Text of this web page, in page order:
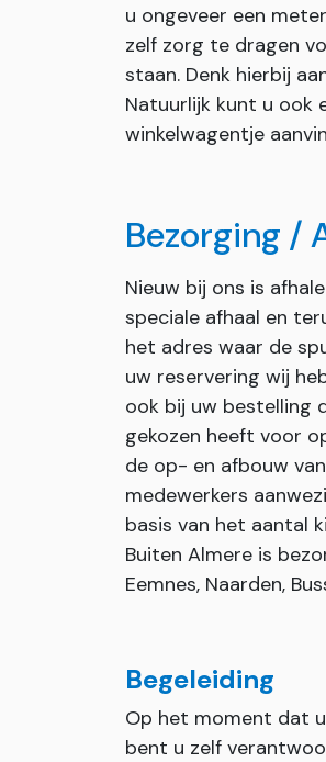
u ongeveer een
zelf zorg te dragen
staan. Denk hierbij
Natuurlijk kunt u ook
winkelwagentje
Bezorging /
Nieuw bij ons is
speciale afhaal en
het adres waar de
uw reservering wij
ook bij uw bestelling
gekozen heeft voor
de op- en afbouw
medewerkers
basis van het aantal
Buiten Almere is
Eemnes, Naarden,
Begeleiding
Op het moment dat
bent u zelf